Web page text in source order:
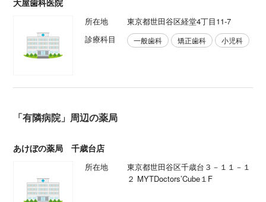
所在地
東京都世田谷区経堂4丁目11-7
診療科目
一般歯科 矯正歯科 小児科
「有隣病院」周辺の薬局
あけぼの薬局 千歳台店
所在地
東京都世田谷区千歳台３－１１－１
２ MYTDoctors’Cube１F